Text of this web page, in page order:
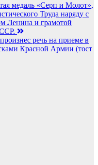
медаль «Серп и Молот»,
Труда наряду с
Ленина и грамотой
речь на приеме в
Красной Армии (тост